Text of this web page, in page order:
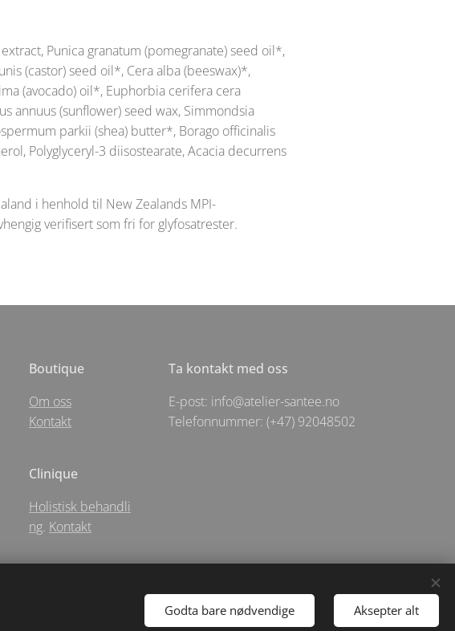
Punica granatum (pomegranate) seed oil*,
(castor) seed oil*, Cera alba (beeswax)*,
(avocado) oil*, Euphorbia cerifera cera
annuus (sunflower) seed wax, Simmondsia
parkii (shea) butter*, Borago officinalis
Polyglyceryl-3 diisostearate, Acacia decurrens
i henhold til New Zealands MPI-
verifisert som fri for glyfosatrester.
Boutique
Om oss
Kontakt
Clinique
Holistisk behandli
ng. Kontakt
Ta kontakt med oss
E-post: info@atelier-santee.no
Telefonnummer: (+47) 92048502
Godta bare nødvendige Aksepter alt